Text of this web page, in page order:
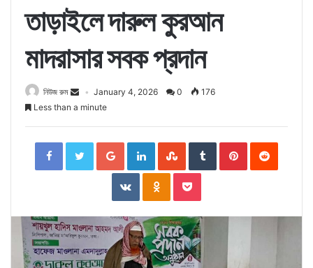
তাড়াইলে দারুল কুরআন
মাদরাসার সবক প্রদান
নিউজ রুম January 4, 2026 0
176
Less than a minute
FacebookTwitterGoogle+LinkedInStumbleUpon
TumblrPinterestReddit
VKontakteOdnoklassniki
Pocket